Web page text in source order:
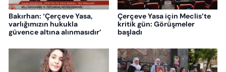
Bakırhan: ‘Çerçeve Yasa,
varlığımızın hukukla
güvence altına alınmasıdır’
Çerçeve Yasa için Meclis’te
kritik gün: Görüşmeler
başladı